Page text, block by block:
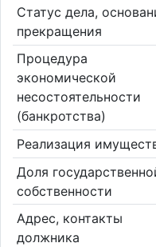
Статус дела,
прекращения
Процедура
экономической
несостоятельности
(банкротства)
Реализация
Доля
собственности
Адрес, контакты
должника